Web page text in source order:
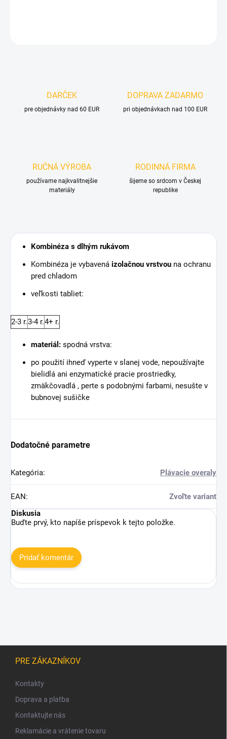
DARČEK
pre objednávky nad 60 EUR
DOPRAVA ZADARMO
pri objednávkach nad 100 EUR
RUČNÁ VÝROBA
používame najkvalitnejšie
materiály
RODINNÁ FIRMA
šijeme so srdcom v Českej
republike
Kombinéza s dlhým rukávom
Kombinéza je vybavená izolačnou vrstvou na ochranu
pred chladom
veľkosti tabliet:
2-3 r.3-4 r.4+ r.
materiál: spodná vrstva:
po použití ihneď vyperte v slanej vode, nepoužívajte
bielidlá ani enzymatické pracie prostriedky,
zmäkčovadlá , perte s podobnými farbami, nesušte v
bubnovej sušičke
Dodatočné parametre
Kategória: Plávacie overaly
EAN:
Zvoľte variant
Diskusia
Buďte prvý, kto napíše príspevok k tejto položke.
Pridať komentár
PRE ZÁKAZNÍKOV
Kontakty
Doprava a platba
Kontaktujte nás
Reklamácie a vrátenie tovaru